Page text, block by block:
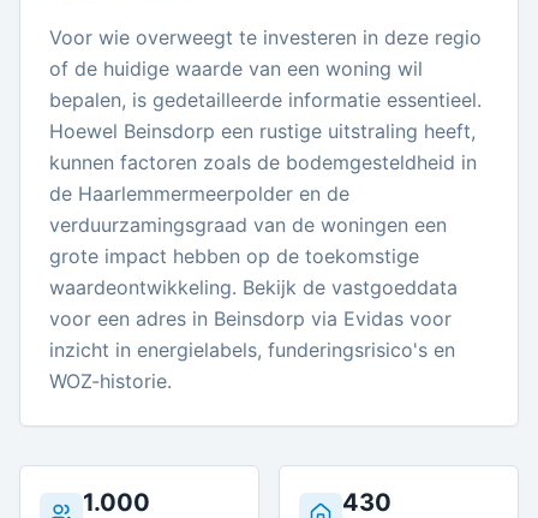
Voor wie overweegt te investeren in deze regio
of de huidige waarde van een woning wil
bepalen, is gedetailleerde informatie essentieel.
Hoewel Beinsdorp een rustige uitstraling heeft,
kunnen factoren zoals de bodemgesteldheid in
de Haarlemmermeerpolder en de
verduurzamingsgraad van de woningen een
grote impact hebben op de toekomstige
waardeontwikkeling. Bekijk de vastgoeddata
voor een adres in Beinsdorp via Evidas voor
inzicht in energielabels, funderingsrisico's en
WOZ-historie.
1.000 430